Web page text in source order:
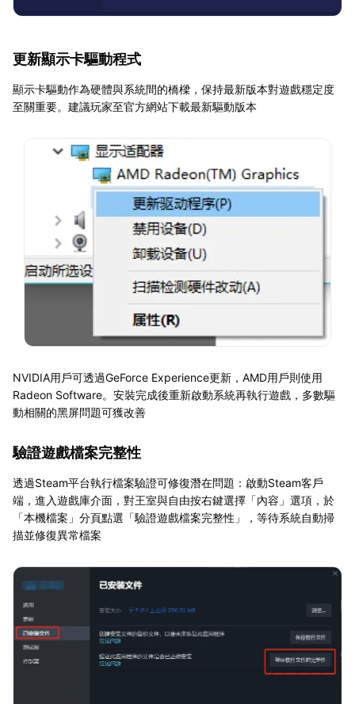
更新顯示卡驅動程式
顯示卡驅動作為硬體與系統間的橋樑，保持最新版本對遊戲穩定度
至關重要。建議玩家至官方網站下載最新驅動版本
NVIDIA用戶可透過GeForce Experience更新，AMD用戶則使用
Radeon Software。安裝完成後重新啟動系統再執行遊戲，多數驅
動相關的黑屏問題可獲改善
驗證遊戲檔案完整性
透過Steam平台執行檔案驗證可修復潛在問題：啟動Steam客戶
端，進入遊戲庫介面，對王室與自由按右鍵選擇「內容」選項，於
「本機檔案」分頁點選「驗證遊戲檔案完整性」，等待系統自動掃
描並修復異常檔案